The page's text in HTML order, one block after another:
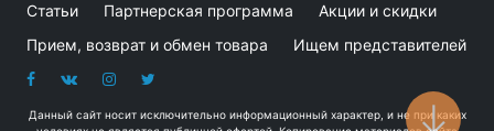
Статьи Партнерская программа
Акции и скидки
Прием, возврат и обмен товара
Ищем представителей
Данный сайт носит исключительно информационный характер, и не при каких